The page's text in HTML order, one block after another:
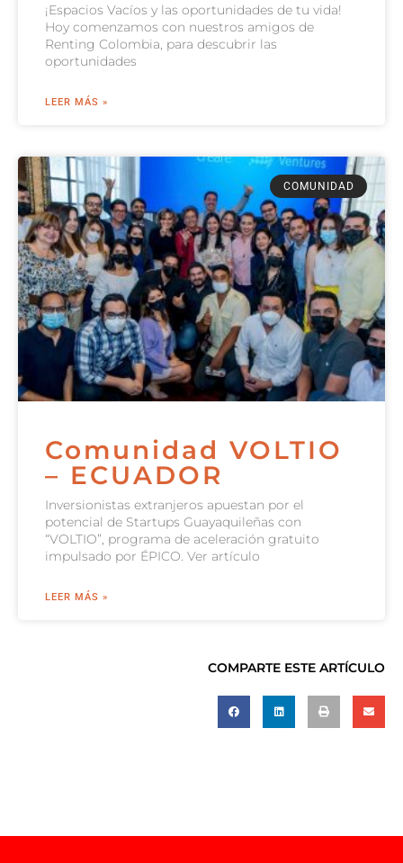
¡Espacios Vacíos y las oportunidades de tu vida!
Hoy comenzamos con nuestros amigos de
Renting Colombia, para descubrir las
oportunidades
LEER MÁS »
COMUNIDAD
Comunidad VOLTIO
– ECUADOR
Inversionistas extranjeros apuestan por el
potencial de Startups Guayaquileñas con
“VOLTIO”, programa de aceleración gratuito
impulsado por ÉPICO. Ver artículo
LEER MÁS »
COMPARTE ESTE ARTÍCULO